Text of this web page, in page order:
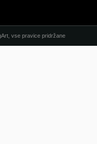
vse pravice pridržane